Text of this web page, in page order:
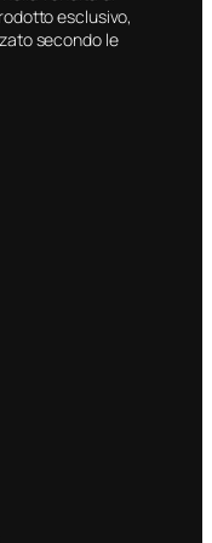
esclusivo,
secondo le